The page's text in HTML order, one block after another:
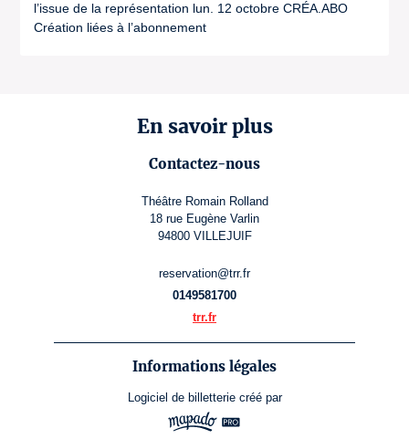
l’issue de la représentation lun. 12 octobre CRÉA.ABO
Création liées à l’abonnement
En savoir plus
Contactez-nous
Théâtre Romain Rolland
18 rue Eugène Varlin
94800 VILLEJUIF
reservation@trr.fr
0149581700
trr.fr
Informations légales
Logiciel de billetterie créé par